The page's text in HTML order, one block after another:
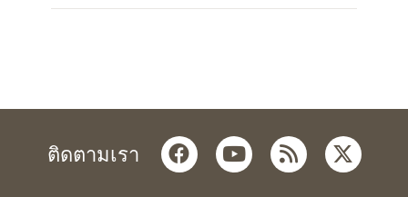
ติดตามเรา facebookyoutube
rss twitter